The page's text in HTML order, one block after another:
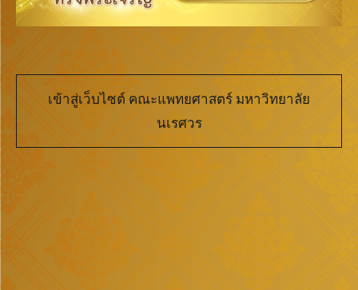
เข้าสู่เว็บไซต์ คณะแพทยศาสตร์ มหาวิทยาลัย
นเรศวร